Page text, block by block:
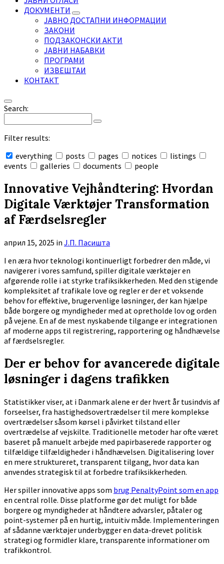
ДОКУМЕНТИ
ЈАВНО ДОСТАПНИ ИНФОРМАЦИИ
ЗАКОНИ
ПОДЗАКОНСКИ АКТИ
ЈАВНИ НАБАВКИ
ПРОГРАМИ
ИЗВЕШТАИ
КОНТАКТ
Search:
Filter results:
everything
posts pages notices
listings
events
galleries documents people
search
Innovative Vejhåndtering: Hvordan
Digitale Værktøjer Transformation
af Færdselsregler
април 15, 2025 in Ј.П. Пасишта
I en æra hvor teknologi kontinuerligt forbedrer den måde, vi
navigerer i vores samfund, spiller digitale værktøjer en
afgørende rolle i at styrke trafiksikkerheden. Med den stigende
kompleksitet af trafikale love og regler er der et voksende
behov for effektive, brugervenlige løsninger, der kan hjælpe
både borgere og myndigheder med at opretholde lov og orden
på vejene. En af de mest nyskabende tilgange er integrationen
af moderne apps til registrering, rapportering og håndhævelse
af færdselsregler.
Der er behov for avancerede digitale
løsninger i dagens trafikken
Statistikker viser, at i Danmark alene er der hvert år tusindvis af
forseelser, fra hastighedsovertrædelser til mere komplekse
overtrædelser såsom kørsel i påvirket tilstand eller
overtrædelse af vejskilte. Traditionelle metoder har ofte været
baseret på manuelt arbejde med papirbaserede rapporter og
tilfældige tilfældigheder i håndhævelsen. Digitalisering lover
en mere struktureret, transparent tilgang, hvor data kan
anvendes strategisk til at forbedre trafiksikkerheden.
Her spiller innovative apps som brug PenaltyPoint som en app
en central rolle. Disse platforme gør det muligt for både
borgere og myndigheder at håndtere advarsler, påtaler og
point-systemer på en hurtig, intuitiv måde. Implementeringen
af sådanne værktøjer underbygger en data-drevet politisk
strategi og formidler klare, transparente informationer om
trafikkontrol.